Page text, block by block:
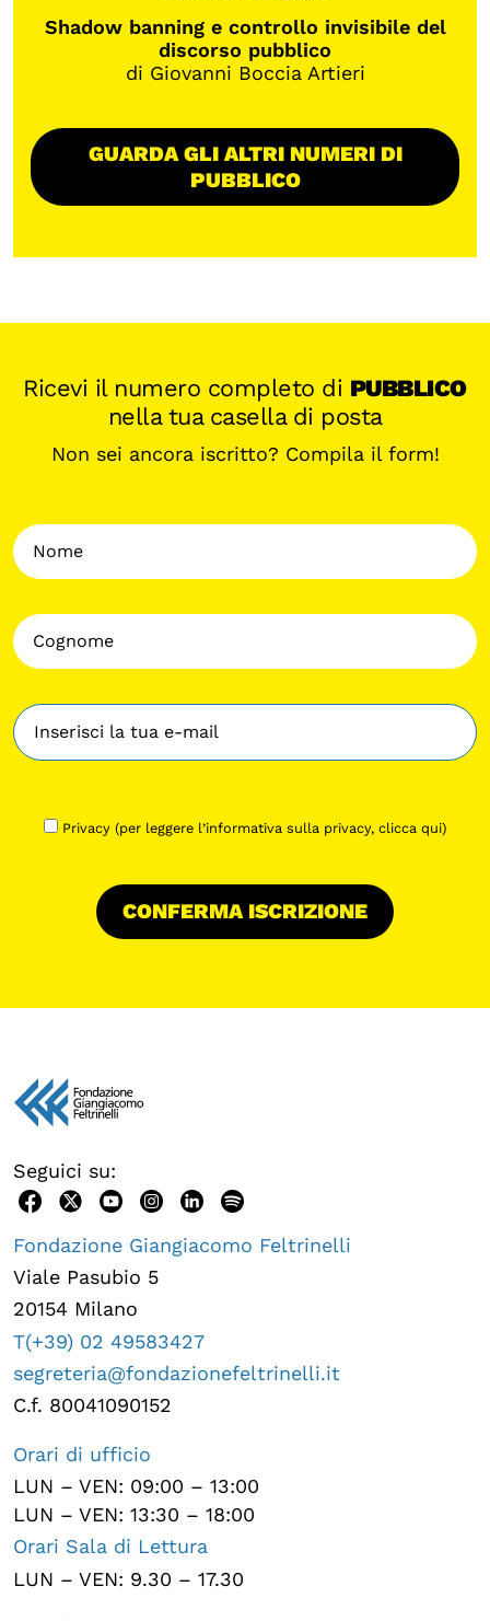
Shadow banning e controllo invisibile del
discorso pubblico
di Giovanni Boccia Artieri
GUARDA GLI ALTRI NUMERI DI
PUBBLICO
Ricevi il numero completo di PUBBLICO
nella tua casella di posta
Non sei ancora iscritto? Compila il form!
Privacy (per leggere l’informativa sulla privacy, clicca qui)
Seguici su:
Fondazione Giangiacomo Feltrinelli
Viale Pasubio 5
20154 Milano
T(+39) 02 49583427
segreteria@fondazionefeltrinelli.it
C.f. 80041090152
Orari di ufficio
LUN – VEN: 09:00 – 13:00
LUN – VEN: 13:30 – 18:00
Orari Sala di Lettura
LUN – VEN: 9.30 – 17.30